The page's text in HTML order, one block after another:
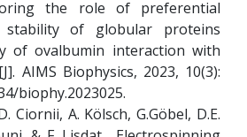
the role of preferential
of globular proteins
of ovalbumin interaction with
AIMS Biophysics, 2023, 10(3):
biophy.2023025.
A. Kölsch, G.Göbel, D.E.